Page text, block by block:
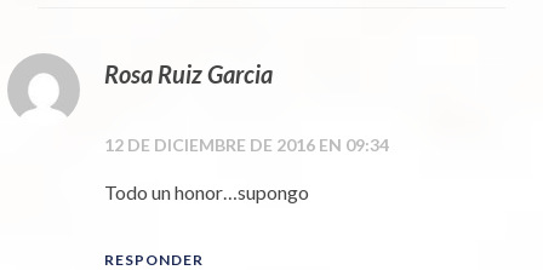
Rosa Ruiz Garcia
12 DE DICIEMBRE DE 2016 EN 09:34
Todo un honor…supongo
RESPONDER